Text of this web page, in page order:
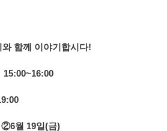
함께 이야기합시다!
월 19일(금)